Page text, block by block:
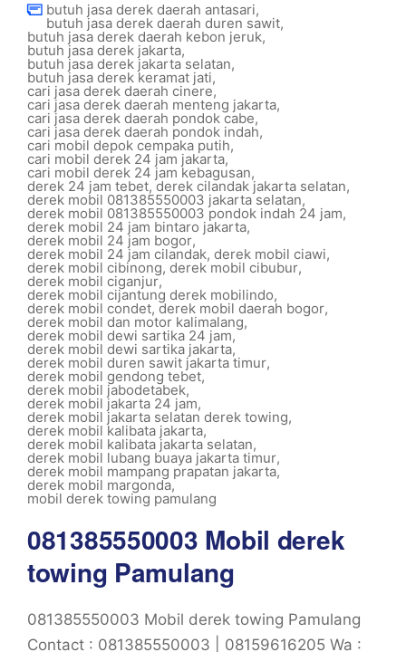
butuh jasa derek daerah antasari,
butuh jasa derek daerah duren sawit,
butuh jasa derek daerah kebon jeruk,
butuh jasa derek jakarta,
butuh jasa derek jakarta selatan,
butuh jasa derek keramat jati,
cari jasa derek daerah cinere,
cari jasa derek daerah menteng jakarta,
cari jasa derek daerah pondok cabe,
cari jasa derek daerah pondok indah,
cari mobil depok cempaka putih,
cari mobil derek 24 jam jakarta,
cari mobil derek 24 jam kebagusan,
derek 24 jam tebet,derek cilandak jakarta selatan,
derek mobil 081385550003 jakarta selatan,
derek mobil 081385550003 pondok indah 24 jam,
derek mobil 24 jam bintaro jakarta,
derek mobil 24 jam bogor,
derek mobil 24 jam cilandak, derek mobil ciawi,
derek mobil cibinong, derek mobil cibubur,
derek mobil ciganjur,
derek mobil cijantung derek mobilindo,
derek mobil condet, derek mobil daerah bogor,
derek mobil dan motor kalimalang,
derek mobil dewi sartika 24 jam,
derek mobil dewi sartika jakarta,
derek mobil duren sawit jakarta timur,
derek mobil gendong tebet,
derek mobil jabodetabek,
derek mobil jakarta 24 jam,
derek mobil jakarta selatan derek towing,
derek mobil kalibata jakarta,
derek mobil kalibata jakarta selatan,
derek mobil lubang buaya jakarta timur,
derek mobil mampang prapatan jakarta,
derek mobil margonda,
mobil derek towing pamulang
081385550003 Mobil derek
towing Pamulang
081385550003 Mobil derek towing Pamulang
Contact : 081385550003 | 08159616205 Wa :